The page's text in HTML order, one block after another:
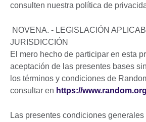
consulten nuestra política de
NOVENA. - LEGISLACIÓN
JURISDICCIÓN
El mero hecho de participar en esta
aceptación de las presentes bases
los términos y condiciones de
consultar en https://
Las presentes condiciones